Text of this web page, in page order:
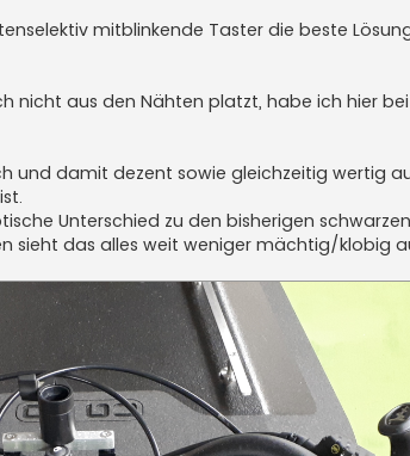
mitblinkende Taster die beste
nicht aus den Nähten platzt, habe ich hier
und damit dezent sowie gleichzeitig wertig
Unterschied zu den bisherigen
sieht das alles weit weniger mächtig/klobig